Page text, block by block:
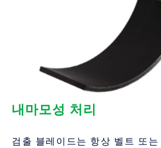
내마모성 처리
검출 블레이드는 항상 벨트 또